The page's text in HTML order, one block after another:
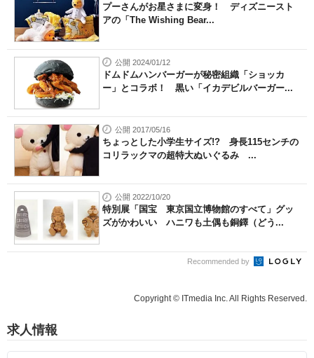
プーさんがお星さまに変身！ ディズニースト
アの「The Wishing Bear...
公開 2024/01/12
ドムドムハンバーガーが秘密組織「ショッカ
ー」とコラボ！ 黒い「イカデビルバーガー...
公開 2017/05/16
ちょっとした小学生サイズ!? 身長115センチの
コリラックマの超特大ぬいぐるみ ...
公開 2022/10/20
特別展「国宝 東京国立博物館のすべて」グッ
ズがかわいい ハニワも土偶も銅鐸（どう...
Recommended by
Copyright © ITmedia Inc. All Rights Reserved.
求人情報